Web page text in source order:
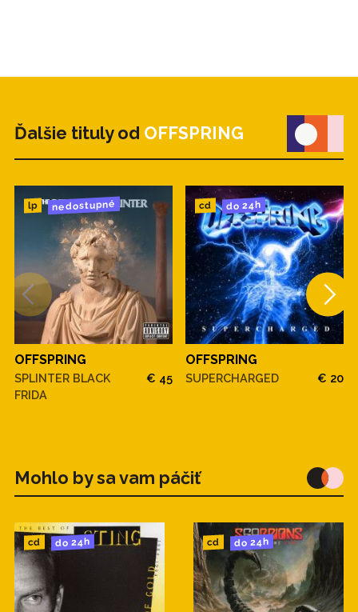
Ďalšie tituly od OFFSPRING
lp nedostupné
OFFSPRING
SPLINTER BLACK
FRIDA
€ 45
cd do 24h
OFFSPRING
SUPERCHARGED € 20
Mohlo by sa vam páčiť
cd do 24h cd do 24h